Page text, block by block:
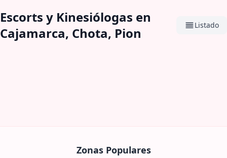
Escorts y Kinesiólogas en
Cajamarca, Chota, Pion
Listado
Zonas Populares